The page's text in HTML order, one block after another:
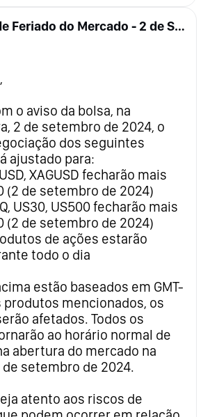
Notificação de Feriado do Mercado - 2 de Setembro de 2024
o aviso da bolsa, na
2 de setembro de 2024, o
dos seguintes
ajustado para:
XAGUSD fecharão mais
(2 de setembro de 2024)
US30, US500 fecharão mais
(2 de setembro de 2024)
de ações estarão
todo o dia
estão baseados em GMT-
produtos mencionados, os
afetados. Todos os
ao horário normal de
abertura do mercado na
setembro de 2024.
atento aos riscos de